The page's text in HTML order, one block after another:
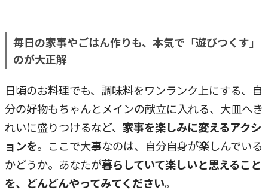
毎日の家事やごはん作りも、本気で「遊びつくす」
のが大正解
日頃のお料理でも、調味料をワンランク上にする、自
分の好物もちゃんとメインの献立に入れる、大皿へき
れいに盛りつけるなど、 家事を楽しみに変えるアクシ
ョンを。ここで大事なのは、自分自身が楽しんでいる
かどうか。あなたが暮らしていて楽しいと思えること
を、どんどんやってみてください。